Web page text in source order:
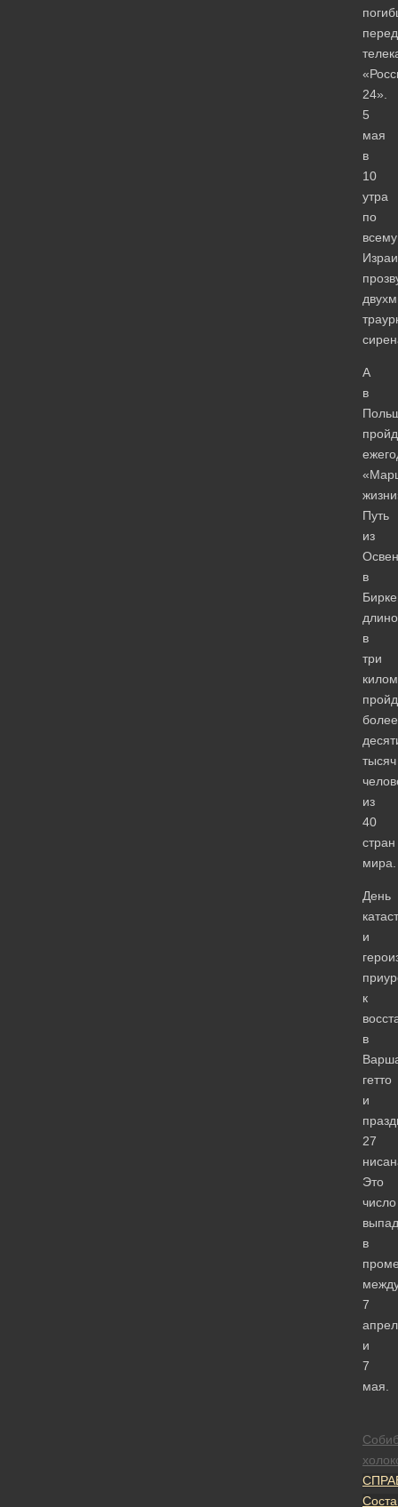
24».
5
мая
в
10
утра
по
всему
А
в
Путь
из
в
в
три
более
тысяч
из
40
стран
мира.
День
и
к
в
гетто
и
27
Это
число
в
7
и
7
мая.